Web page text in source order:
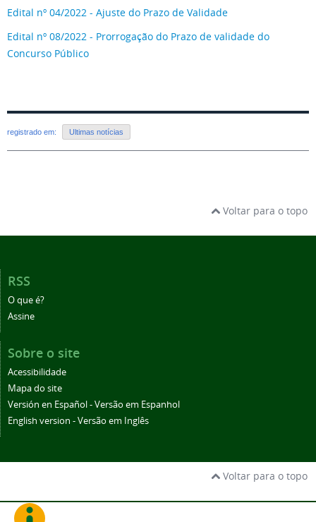
Edital nº 04/2022 - Ajuste do Prazo de Validade
Edital nº 08/2022 - Prorrogação do Prazo de validade do
Concurso Público
registrado em: Ultimas notícias
Voltar para o topo
RSS
O que é?
Assine
Sobre o site
Acessibilidade
Mapa do site
Versión en Español - Versão em Espanhol
English version - Versão em Inglês
Voltar para o topo